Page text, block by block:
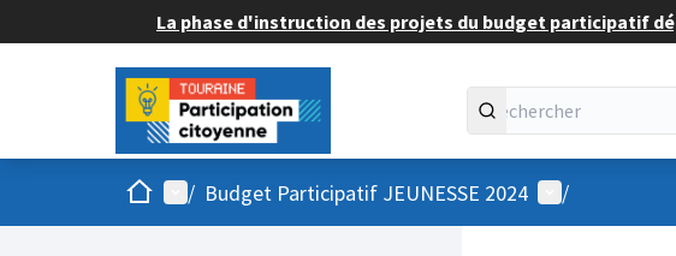
La phase d'instruction des projets du budget participatif
AccueilMenu principal
/ Budget Participatif JEUNESSE 2024 Menu utilisateur
/